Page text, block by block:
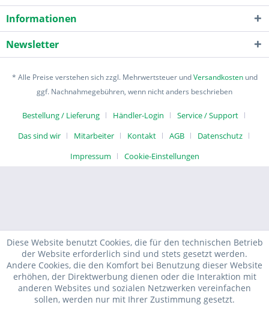
Informationen
Newsletter
* Alle Preise verstehen sich zzgl. Mehrwertsteuer undVersandkostenund
ggf. Nachnahmegebühren, wenn nicht anders beschrieben
Bestellung / Lieferung Händler-Login
Service / Support
Das sind wir
Mitarbeiter Kontakt AGB
Datenschutz
Impressum
Cookie-Einstellungen
Diese Website benutzt Cookies, die für den technischen Betrieb
der Website erforderlich sind und stets gesetzt werden.
Andere Cookies, die den Komfort bei Benutzung dieser Website
erhöhen, der Direktwerbung dienen oder die Interaktion mit
anderen Websites und sozialen Netzwerken vereinfachen
sollen, werden nur mit Ihrer Zustimmung gesetzt.